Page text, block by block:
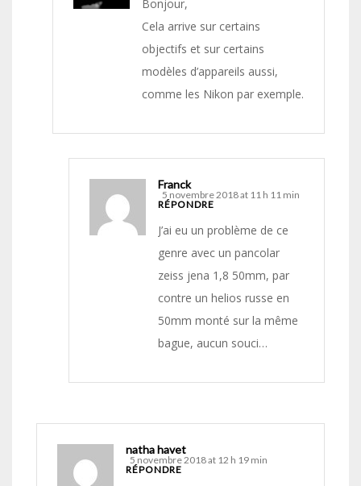
Bonjour,
Cela arrive sur certains
objectifs et sur certains
modèles d’appareils aussi,
comme les Nikon par exemple.
Franck
5 novembre 2018 at 11 h 11 min
RÉPONDRE
J’ai eu un problème de ce
genre avec un pancolar
zeiss jena 1,8 50mm, par
contre un helios russe en
50mm monté sur la même
bague, aucun souci…
natha havet
5 novembre 2018 at 12 h 19 min
RÉPONDRE